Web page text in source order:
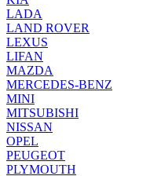
LADA
LAND ROVER
LEXUS
LIFAN
MAZDA
MERCEDES-BENZ
MINI
MITSUBISHI
NISSAN
OPEL
PEUGEOT
PLYMOUTH